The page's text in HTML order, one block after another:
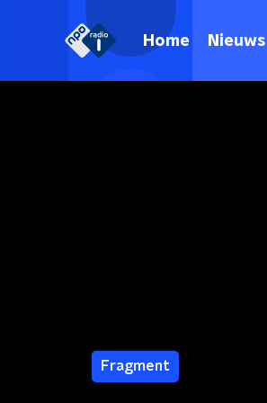
Home Nieuws
Fragment